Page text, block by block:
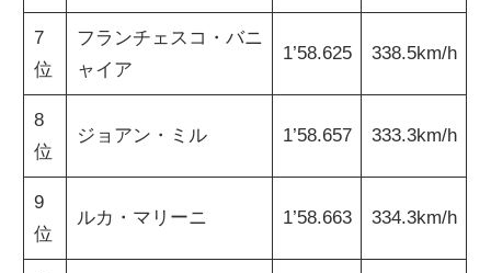
7
位
フランチェスコ・バニ
ャイア
1’58.625 338.5km/h
8
位
ジョアン・ミル 1’58.657 333.3km/h
9
位
ルカ・マリーニ 1’58.663 334.3km/h